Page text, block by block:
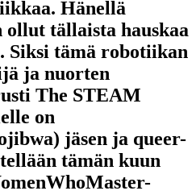
Hänellä
ollut tällaista hauskaa
Siksi tämä robotiikan
ja nuorten
The STEAM
on
jäsen ja queer-
tämän kuun